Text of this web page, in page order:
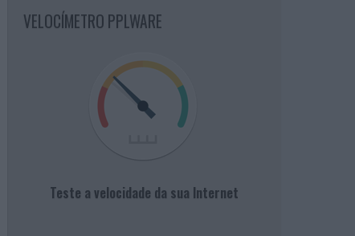
VELOCÍMETRO PPLWARE
Teste a velocidade da sua Internet